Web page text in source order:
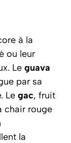
à la
ou leur
Le guava
par sa
Le gac, fruit
chair rouge
la